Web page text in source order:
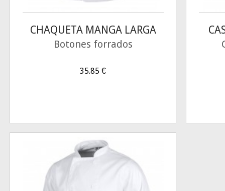
CHAQUETA MANGA LARGA
Botones forrados
35.85 €